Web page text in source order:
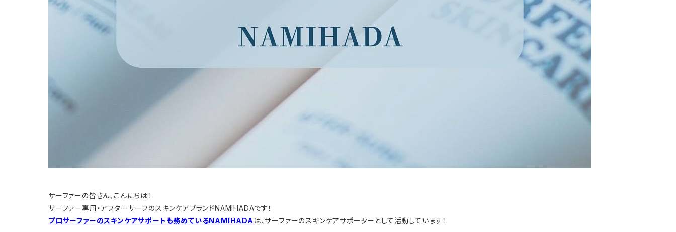
サーファーの皆さん、こんにちは！
サーファー専用・アフターサーフのスキンケアブランドNAMIHADAです！
プロサーファーのスキンケアサポートも務めているNAMIHADA は、サーファーのスキンケアサポーターとして活動しています！